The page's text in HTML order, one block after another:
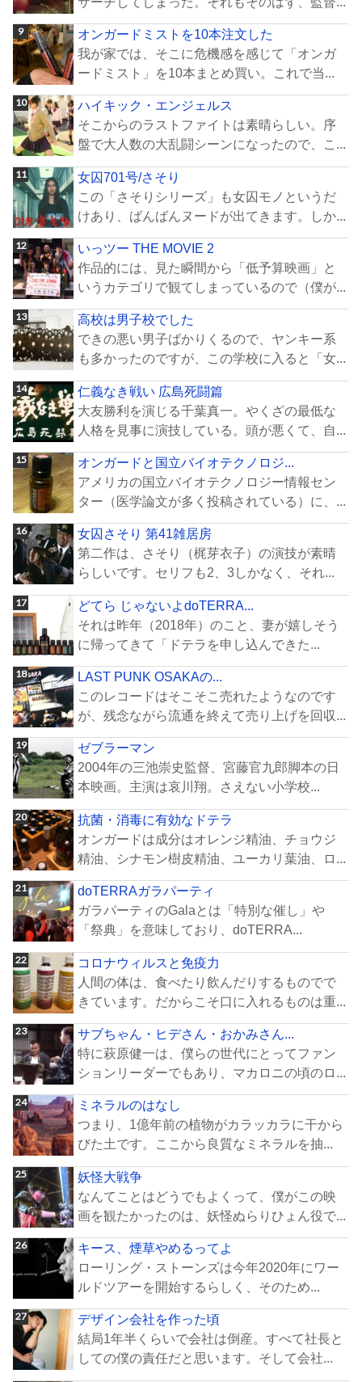
オンガードミストを10本注文した
我が家では、そこに危機感を感じて「オンガ
ードミスト」を10本まとめ買い。これで当...
ハイキック・エンジェルス
そこからのラストファイトは素晴らしい。序
盤で大人数の大乱闘シーンになったので、こ...
女囚701号/さそり
この「さそりシリーズ」も女囚モノというだ
けあり、ばんばんヌードが出てきます。しか...
いっツー THE MOVIE 2
作品的には、見た瞬間から「低予算映画」と
いうカテゴリで観てしまっているので（僕が...
高校は男子校でした
できの悪い男子ばかりくるので、ヤンキー系
も多かったのですが、この学校に入ると「女...
仁義なき戦い 広島死闘篇
大友勝利を演じる千葉真一。やくざの最低な
人格を見事に演技している。頭が悪くて、自...
オンガードと国立バイオテクノロジ...
アメリカの国立バイオテクノロジー情報セン
ター（医学論文が多く投稿されている）に、...
女囚さそり 第41雑居房
第二作は、さそり（梶芽衣子）の演技が素晴
らしいです。セリフも2、3しかなく、それ...
どてら じゃないよdoTERRA...
それは昨年（2018年）のこと、妻が嬉しそう
に帰ってきて「ドテラを申し込んできた...
LAST PUNK OSAKAの...
このレコードはそこそこ売れたようなのです
が、残念ながら流通を終えて売り上げを回収...
ゼブラーマン
2004年の三池崇史監督、宮藤官九郎脚本の日
本映画。主演は哀川翔。さえない小学校...
抗菌・消毒に有効なドテラ
オンガードは成分はオレンジ精油、チョウジ
精油、シナモン樹皮精油、ユーカリ葉油、ロ...
doTERRAガラパーティ
ガラパーティのGalaとは「特別な催し」や
「祭典」を意味しており、doTERRA...
コロナウィルスと免疫力
人間の体は、食べたり飲んだりするものでで
きています。だからこそ口に入れるものは重...
サブちゃん・ヒデさん・おかみさん...
特に萩原健一は、僕らの世代にとってファン
ションリーダーでもあり、マカロニの頃のロ...
ミネラルのはなし
つまり、1億年前の植物がカラッカラに干から
びた土です。ここから良質なミネラルを抽...
妖怪大戦争
なんてことはどうでもよくって、僕がこの映
画を観たかったのは、妖怪ぬらりひょん役で...
キース、煙草やめるってよ
ローリング・ストーンズは今年2020年にワー
ルドツアーを開始するらしく、そのため...
デザイン会社を作った頃
結局1年半くらいで会社は倒産。すべて社長と
しての僕の責任だと思います。そして会社...